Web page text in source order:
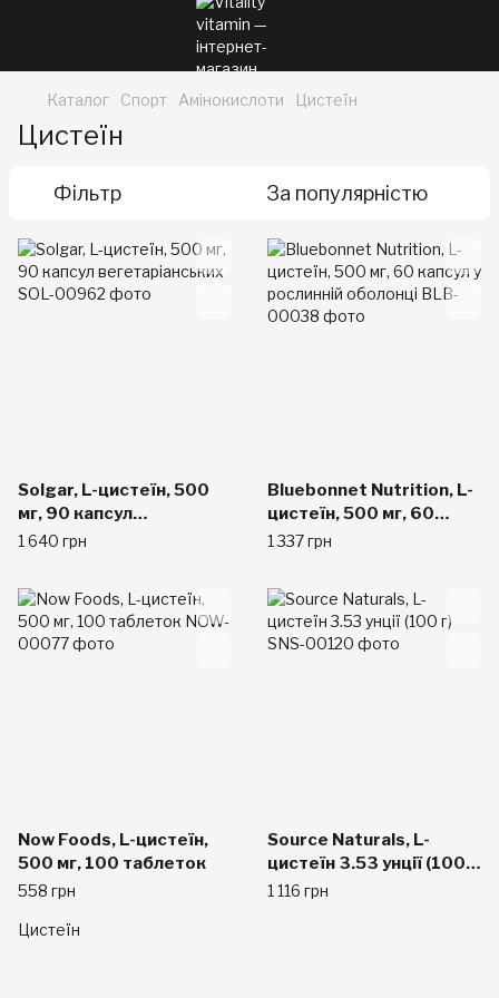
Каталог Спорт Амінокислоти Цистеїн
Цистеїн
Фільтр За популярністю
Solgar, L-цистеїн, 500
мг, 90 капсул
вегетаріанських
1 640 грн
Bluebonnet Nutrition, L-
цистеїн, 500 мг, 60
капсул у рослинній
1 337 грн
Now Foods, L-цистеїн,
500 мг, 100 таблеток
558 грн
Source Naturals, L-
цистеїн 3.53 унції (100
г)
1 116 грн
Цистеїн